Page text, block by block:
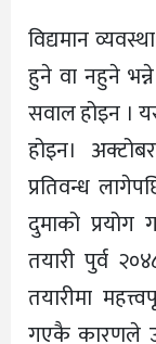
विद्यमान
हुने वा नहुने
सवाल होइन ।
होइन।
प्रतिवन्ध
दुमाको प्रयोग
तयारी पुर्व
तयारीमा
गएकै कारणले उ